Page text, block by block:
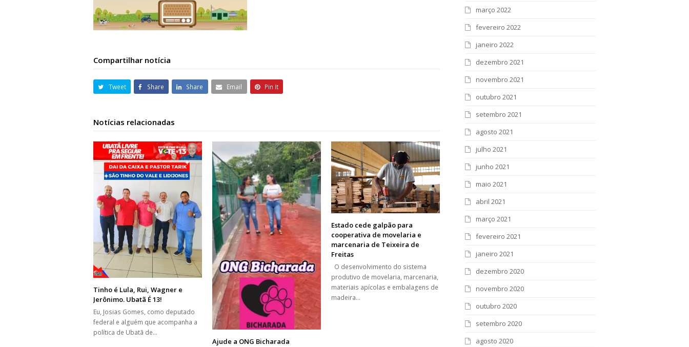
Compartilhar notícia
Tweet Share Share Email Pin It
Notícias relacionadas
Tinho é Lula, Rui, Wagner e
Jerônimo. Ubatã É 13!
Eu, Josias Gomes, como deputado
federal e alguém que acompanha a
política de Ubatã de…
Ajude a ONG Bicharada
Estado cede galpão para
cooperativa de movelaria e
marcenaria de Teixeira de
Freitas
O desenvolvimento do sistema
produtivo de movelaria, marcenaria,
materiais apícolas e embalagens de
madeira…
março 2022
fevereiro 2022
janeiro 2022
dezembro 2021
novembro 2021
outubro 2021
setembro 2021
agosto 2021
julho 2021
junho 2021
maio 2021
abril 2021
março 2021
fevereiro 2021
janeiro 2021
dezembro 2020
novembro 2020
outubro 2020
setembro 2020
agosto 2020